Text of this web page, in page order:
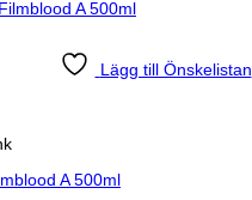
Lägg till Önskelistan
A 500ml